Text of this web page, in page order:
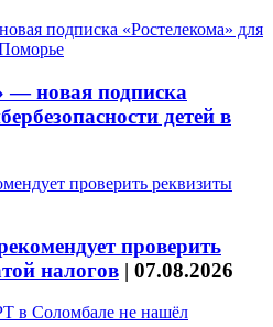
— новая подписка
детей в
проверить
налогов | 07.08.2026